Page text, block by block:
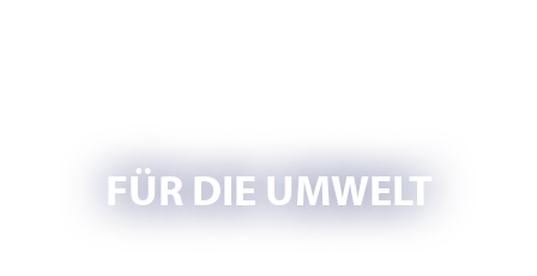
FÜR DIE UMWELT